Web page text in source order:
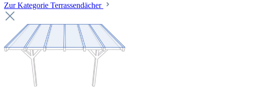
Zur Kategorie Terrassendächer